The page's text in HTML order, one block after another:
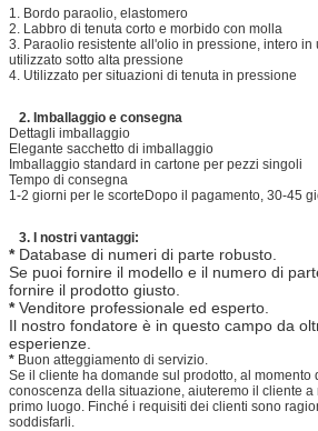
1. Bordo paraolio, elastomero
2. Labbro di tenuta corto e morbido con molla
3. Paraolio resistente all'olio in pressione, intero in
utilizzato sotto alta pressione
4. Utilizzato per situazioni di tenuta in pressione
2. Imballaggio e consegna
Dettagli imballaggio
Elegante sacchetto di imballaggio
Imballaggio standard in cartone per pezzi singoli
Tempo di consegna
1-2 giorni per le scorteDopo il pagamento, 30-45
3. I nostri vantaggi:
*Database di numeri di parte robusto.
Se puoi fornire il modello e il numero di
fornire il prodotto giusto.
*Venditore professionale ed esperto.
Il nostro fondatore è in questo campo da
esperienze.
* Buon atteggiamento di servizio.
Se il cliente ha domande sul prodotto, al
conoscenza della situazione, aiuteremo il cliente
primo luogo. Finché i requisiti dei clienti sono
soddisfarli.